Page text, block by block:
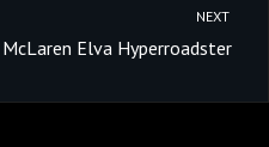
NEXT
Elva Hyperroadster